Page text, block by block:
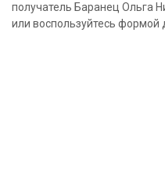
получатель Баранец Ольга
или воспользуйтесь формой